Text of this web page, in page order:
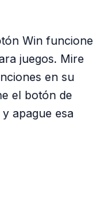
Win funcione
juegos. Mire
en su
el botón de
apague esa